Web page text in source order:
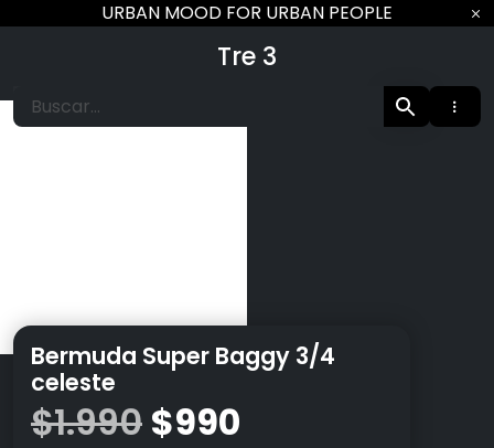
URBAN MOOD FOR URBAN PEOPLE
Tre 3
Bermuda Super Baggy 3/4
celeste
$1.990 El
$990